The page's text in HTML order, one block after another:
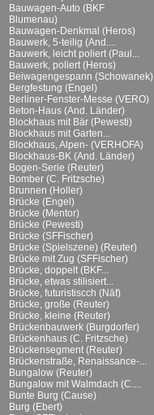
Bauwagen-Auto (BKF
Blumenau)
Bauwagen-Denkmal (Heros)
Bauwerk, 5-teilig (And....
Bauwerk, leicht poliert (Paul...
Bauwerk, poliert (Heros)
Beiwagengespann (Schowanek)
Bergfestung (Engel)
Berliner-Fenster-Messe (VERO)
Beton-Haus (And. Länder)
Blockhaus mit Bär (Pewesti)
Blockhaus mit Garten...
Blockhaus, Alpen- (VERHOFA)
Blockhaus-BK (And. Länder)
Bogen-Serie (Reuter)
Bomber (C. Fritzsche)
Brunnen (Holler)
Brücke (Engel)
Brücke (Mentor)
Brücke (Pewesti)
Brücke (SFFischer)
Brücke (Spielszene) (Reuter)
Brücke mit Zug (SFFischer)
Brücke, doppelt (BKF...
Brücke, etwas stilisiert...
Brücke, futuristiscch (Näf)
Brücke, große (Reuter)
Brücke, kleine (Reuter)
Brückenbauwerk (Burgdorfer)
Brückenhaus (C. Fritzsche)
Brückensegment (Reuter)
Brückenstraße, Renaissance-...
Bungalow (Reuter)
Bungalow mit Walmdach (C....
Bunte Burg (Cause)
Burg (Ebert)